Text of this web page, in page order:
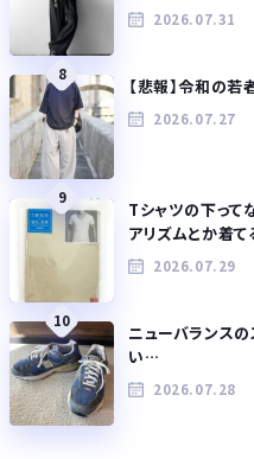
2026.07.31
8
【悲報】令和の若
2026.07.27
9
Tシャツの下って
アリズムとか着て
2026.07.29
10
ニューバランス
い…
2026.07.28